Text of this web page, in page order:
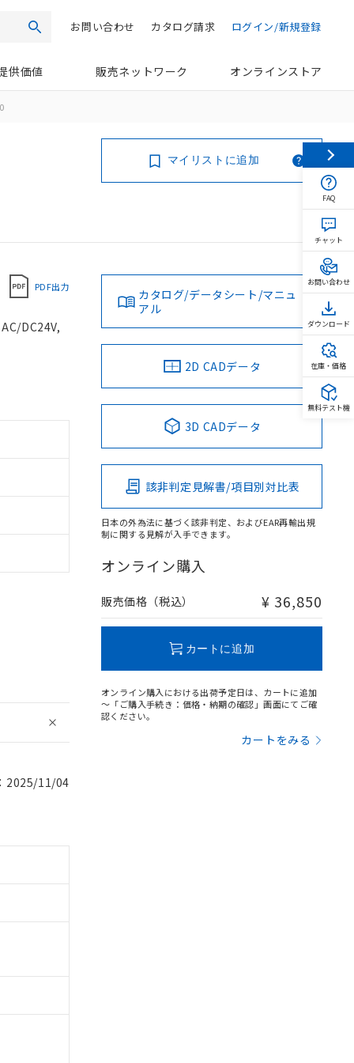
検索 ログイン/新規登録
カタログ請求
お問い合わせ
供価値 販売ネットワーク オンラインストア
マイリストに追加
PDF出力
DC24V,
2025/11/04
カタログ/データシート/マニュ
アル
2D CADデータ
3D CADデータ
該非判定見解書/項目別対比表
日本の外為法に基づく該非判定、およびEAR再輸出規
制に関する見解が入手できます。
オンライン購入
販売価格（税込） ¥ 36,850
カートに追加
オンライン購入における出荷予定日は、カートに追加
～「ご購入手続き：価格・納期の確認」画面にてご確
認ください。
カートをみる
FAQ
チャット
お問い合わせ
ダウンロード
在庫・価格
無料テスト機